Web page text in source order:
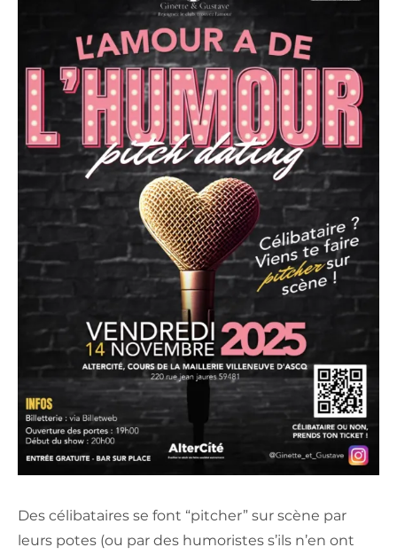
Des célibataires se font “pitcher” sur scène par
leurs potes (ou par des humoristes s’ils n’en ont